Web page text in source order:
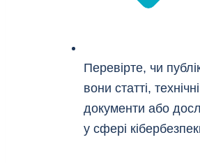
Перевірте, чи
вони статті, технічні
документи або
у сфері